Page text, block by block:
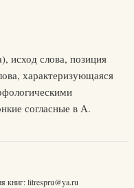
исход слова, позиция
характеризующаяся
согласные в А.
книг:litrespru@ya.ru